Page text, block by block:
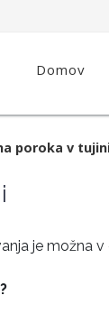
Domov
poroka v
je možna